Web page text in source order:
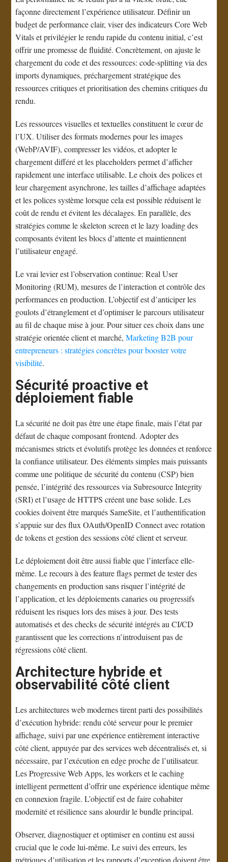
façonne directement l’expérience utilisateur. Définir un
budget de performance clair, viser des indicateurs Core Web
Vitals et privilégier le rendu rapide du contenu initial, c’est
offrir une promesse de fluidité. Concrètement, on ajuste le
chargement du code et des ressources: code-splitting via des
imports dynamiques, préchargement stratégique des
ressources critiques et prioritisation des chemins critiques du
rendu.
Les ressources visuelles et textuelles constituent le cœur de
l’UX. Utiliser des formats modernes pour les images
(WebP/AVIF), compresser les vidéos, et adopter le
chargement différé et les placeholders permet d’afficher
rapidement une interface utilisable. Le choix des polices et
leur chargement asynchrone, les tailles d’affichage adaptées
et les polices système lorsque cela est possible réduisent le
coût de rendu et évitent les décalages. En parallèle, des
stratégies comme le skeleton screen et le lazy loading des
composants évitent les blocs d’attente et maintiennent
l’utilisateur engagé.
Le vrai levier est l’observation continue: Real User
Monitoring (RUM), mesures de l’interaction et contrôle des
performances en production. L’objectif est d’anticiper les
goulots d’étranglement et d’optimiser le parcours utilisateur
au fil de chaque mise à jour. Pour situer ces choix dans une
stratégie orientée client et marché,Marketing B2B pour
entrepreneurs : stratégies concrètes pour booster votre
visibilité.
Sécurité proactive et
déploiement fiable
La sécurité ne doit pas être une étape finale, mais l’état par
défaut de chaque composant frontend. Adopter des
mécanismes stricts et évolutifs protège les données et renforce
la confiance utilisateur. Des éléments simples mais puissants
comme une politique de sécurité du contenu (CSP) bien
pensée, l’intégrité des ressources via Subresource Integrity
(SRI) et l’usage de HTTPS créent une base solide. Les
cookies doivent être marqués SameSite, et l’authentification
s’appuie sur des flux OAuth/OpenID Connect avec rotation
de tokens et gestion des sessions côté client et serveur.
Le déploiement doit être aussi fiable que l’interface elle-
même. Le recours à des feature flags permet de tester des
changements en production sans risquer l’intégrité de
l’application, et les déploiements canaries ou progressifs
réduisent les risques lors des mises à jour. Des tests
automatisés et des checks de sécurité intégrés au CI/CD
garantissent que les corrections n’introduisent pas de
régressions côté client.
Architecture hybride et
observabilité côté client
Les architectures web modernes tirent parti des possibilités
d’exécution hybride: rendu côté serveur pour le premier
affichage, suivi par une expérience entièrement interactive
côté client, appuyée par des services web décentralisés et, si
nécessaire, par l’exécution en edge proche de l’utilisateur.
Les Progressive Web Apps, les workers et le caching
intelligent permettent d’offrir une expérience identique même
en connexion fragile. L’objectif est de faire cohabiter
modernité et résilience sans alourdir le bundle principal.
Observer, diagnostiquer et optimiser en continu est aussi
crucial que le code lui-même. Le suivi des erreurs, les
métriques d’utilisation et les rapports d’exception doivent être